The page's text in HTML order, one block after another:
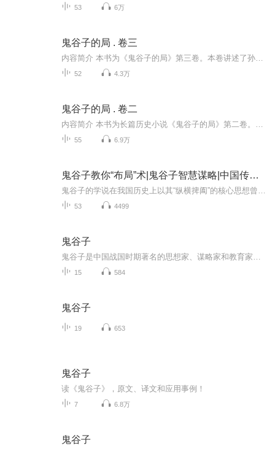
53 6万
鬼谷子的局 . 卷三
52 4.3万
鬼谷子的局 . 卷二
55 6.9万
鬼谷子教你“布局”术|鬼谷子智慧谋略|中国传统智谋
53 4499
鬼谷子
15 584
鬼谷子
19 653
鬼谷子
读《鬼谷子》，原文、译文和应用事例！
7 6.8万
鬼谷子